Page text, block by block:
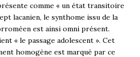
comme « un état transitoire
lacanien, le synthome issu de la
est ainsi omni présent.
« le passage adolescent ». Cet
homogène est marqué par ce